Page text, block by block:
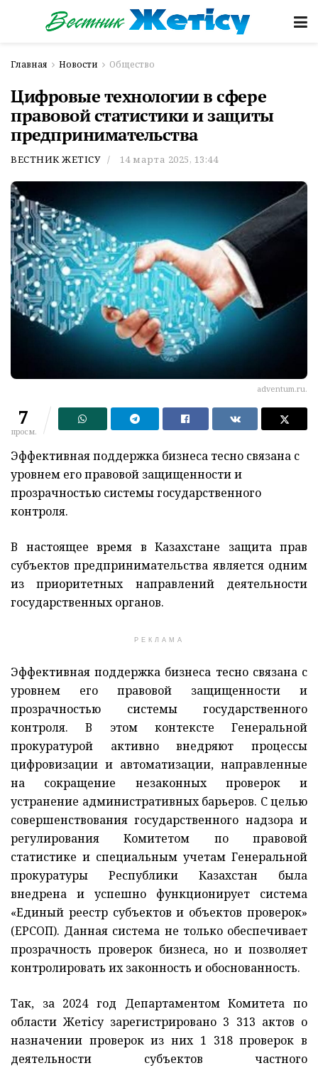
Главная Новости Общество
Цифровые технологии в сфере
правовой статистики и защиты
предпринимательства
ВЕСТНИК ЖЕТІСУ 14 марта 2025, 13:44
adventum.ru.
7
просм.
Эффективная поддержка бизнеса тесно связана с
уровнем его правовой защищенности и
прозрачностью системы государственного
контроля.
В настоящее время в Казахстане защита прав
субъектов предпринимательства является одним
из приоритетных направлений деятельности
государственных органов.
РЕКЛАМА
Эффективная поддержка бизнеса тесно связана с
уровнем его правовой защищенности и
прозрачностью системы государственного
контроля. В этом контексте Генеральной
прокуратурой активно внедряют процессы
цифровизации и автоматизации, направленные
на сокращение незаконных проверок и
устранение административных барьеров. С целью
совершенствования государственного надзора и
регулирования Комитетом по правовой
статистике и специальным учетам Генеральной
прокуратуры Республики Казахстан была
внедрена и успешно функционирует система
«Единый реестр субъектов и объектов проверок»
(ЕРСОП). Данная система не только обеспечивает
прозрачность проверок бизнеса, но и позволяет
контролировать их законность и обоснованность.
Так, за 2024 год Департаментом Комитета по
области Жетісу зарегистрировано 3 313 актов о
назначении проверок из них 1 318 проверок в
деятельности субъектов частного